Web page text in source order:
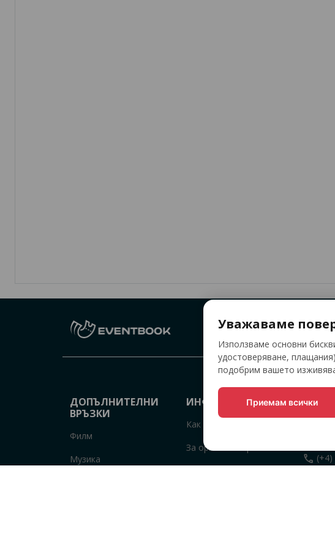
Бъдете
ДОПЪЛНИТЕЛНИ
ВРЪЗКИ
Филм
Музика
ИНФОРМАЦИЯ
Как да купя билети
За организатори
между
call (+4)
Уважаваме
Използваме основни
удостоверяване,
подобрим вашето
Приемам всички